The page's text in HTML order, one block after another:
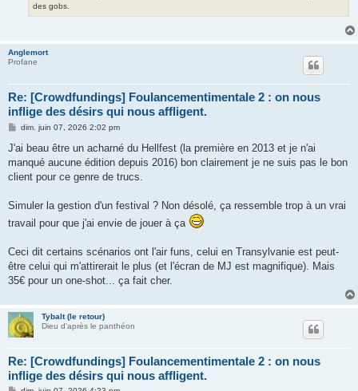
des gobs.
Anglemort
Profane
Re: [Crowdfundings] Foulancementimentale 2 : on nous
inflige des désirs qui nous affligent.
M
s
a
g
dim. juin 07, 2026 2:02 pm
J'ai beau être un acharné du Hellfest (la première en 2013 et je n'ai
manqué aucune édition depuis 2016) bon clairement je ne suis pas le bon
client pour ce genre de trucs.
Simuler la gestion d'un festival ? Non désolé, ça ressemble trop à un vrai
travail pour que j'ai envie de jouer à ça
Ceci dit certains scénarios ont l'air funs, celui en Transylvanie est peut-
être celui qui m'attirerait le plus (et l'écran de MJ est magnifique). Mais
35€ pour un one-shot... ça fait cher.
Tybalt (le retour)
Dieu d'après le panthéon
Re: [Crowdfundings] Foulancementimentale 2 : on nous
inflige des désirs qui nous affligent.